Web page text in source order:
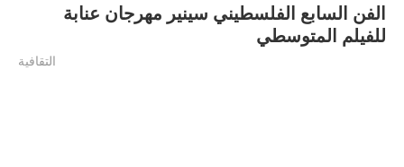
الفن السابع الفلسطيني سينير مهرجان عنابة
للفيلم المتوسطي
التقافية